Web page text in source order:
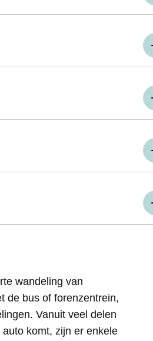
wandeling van
de bus of forenzentrein,
Vanuit veel delen
komt, zijn er enkele